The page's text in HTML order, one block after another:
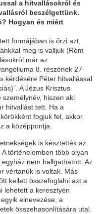
a hitvallásokról és
beszélgettünk.
Hogyan és miért
formájában is őrzi azt,
meg is valljuk (Róm
már az
8. részének 27-
kérdésére Péter hitvallással
A Jézus Krisztus
hiszen aki
hitvallást tett. Ha a
fogjuk fel, akkor
a középpontja.
is késztették az
történelemben több olyan
nem hallgathatott. Az
vértanúk is voltak. Más
kellett összefoglalni azt a
lehetett a keresztyén
elnevezése, a
összehasonlítására utal.